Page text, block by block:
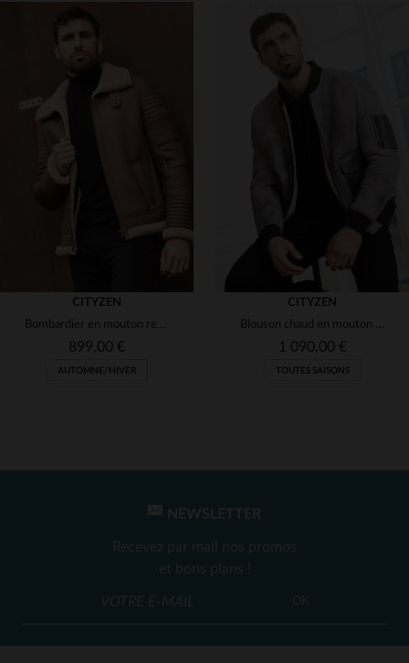
TAILLES DISPONIBLES
TAILLES DISPONIBLES
CITYZEN
Bombardier en mouton retourné, chaud et matelassé pour l'hiver.
899,00 €
AUTOMNE/HIVER
TAILLES DISPONIBLES
CITYZEN
Blouson chaud en mouton retourné, coupe skinny, détails contrastants.
1 090,00 €
TOUTES SAISONS
NEWSLETTER
Recevez par mail nos promos
et bons plans !
OK